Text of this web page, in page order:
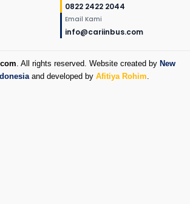
0822 2422 2044
Email Kami
info@cariinbus.com
. All rights reserved. Website created by New
and developed by Afitiya Rohim